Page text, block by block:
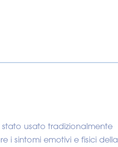
usato tradizionalmente
i sintomi emotivi e fisici della